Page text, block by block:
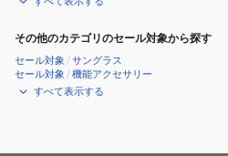
その他のカテゴリのセール対象から探す
セール対象 /サングラス
セール対象 /機能アクセサリー
すべて表示する